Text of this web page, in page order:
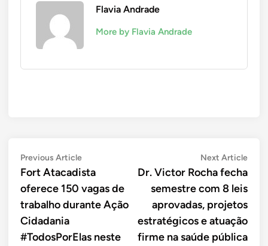
Flavia Andrade
More by Flavia Andrade
Navegação
de
Post
Previous ArticlePrevious
article:
Fort Atacadista
oferece 150 vagas de
trabalho durante Ação
Cidadania
#TodosPorElas neste
Next ArticleNext
Dr. Victor Rocha fecha
semestre com 8 leis
aprovadas, projetos
estratégicos e atuação
firme na saúde pública